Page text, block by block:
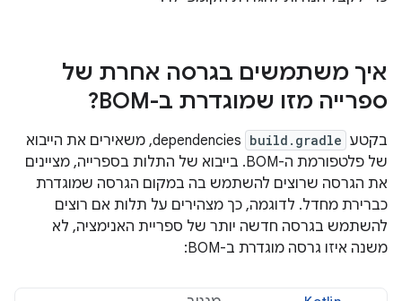
איך משתמשים בגרסה אחרת של
ספרייה מזו שמוגדרת ב-BOM?
בקטע build.gradle
dependencies, משאירים את הייבוא
של פלטפורמת ה-BOM. בייבוא של התלות בספרייה, מציינים
את הגרסה שרוצים להשתמש בה במקום הגרסה שמוגדרת
כברירת מחדל. לדוגמה, כך מצהירים על תלות אם רוצים
להשתמש בגרסה חדשה יותר של ספריית האנימציה, לא
משנה איזו גרסה מוגדרת ב-BOM: